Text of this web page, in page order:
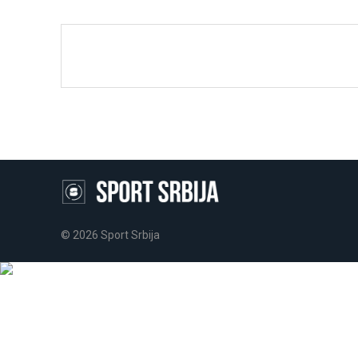
© 2026 Sport Srbija